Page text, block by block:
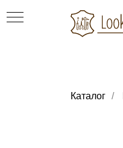
Каталог /